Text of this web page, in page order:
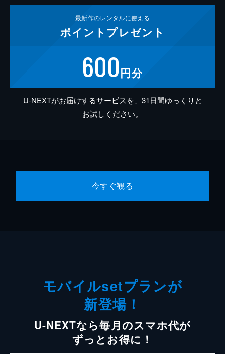
最新作のレンタルに使える
ポイント プレゼント
600円分
U-NEXTがお届けするサービスを、31日間ゆっくりと
お試しください。
今すぐ観る
モバイルsetプランが
新登場！
U-NEXTなら毎月のスマホ代が
ずっとお得に！